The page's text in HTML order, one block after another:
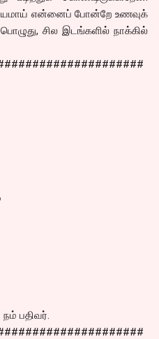
என்னைப் போன்றே உணவுக்
சில இடங்களில் நாக்கில்
பதிவர்.